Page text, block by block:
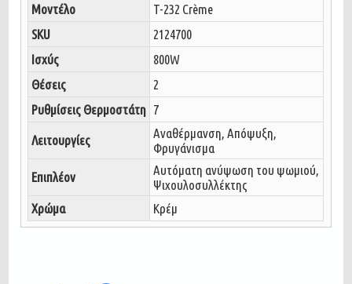
Μοντέλο
T-232 Crème
SKU
2124700
Ισχύς
800W
Θέσεις
2
Ρυθμίσεις Θερμοστάτη 7
Λειτουργίες
Αναθέρμανση, Απόψυξη,
Φρυγάνισμα
Επιπλέον
Αυτόματη ανύψωση του ψωμιού,
Ψιχουλοσυλλέκτης
Χρώμα
Κρέμ